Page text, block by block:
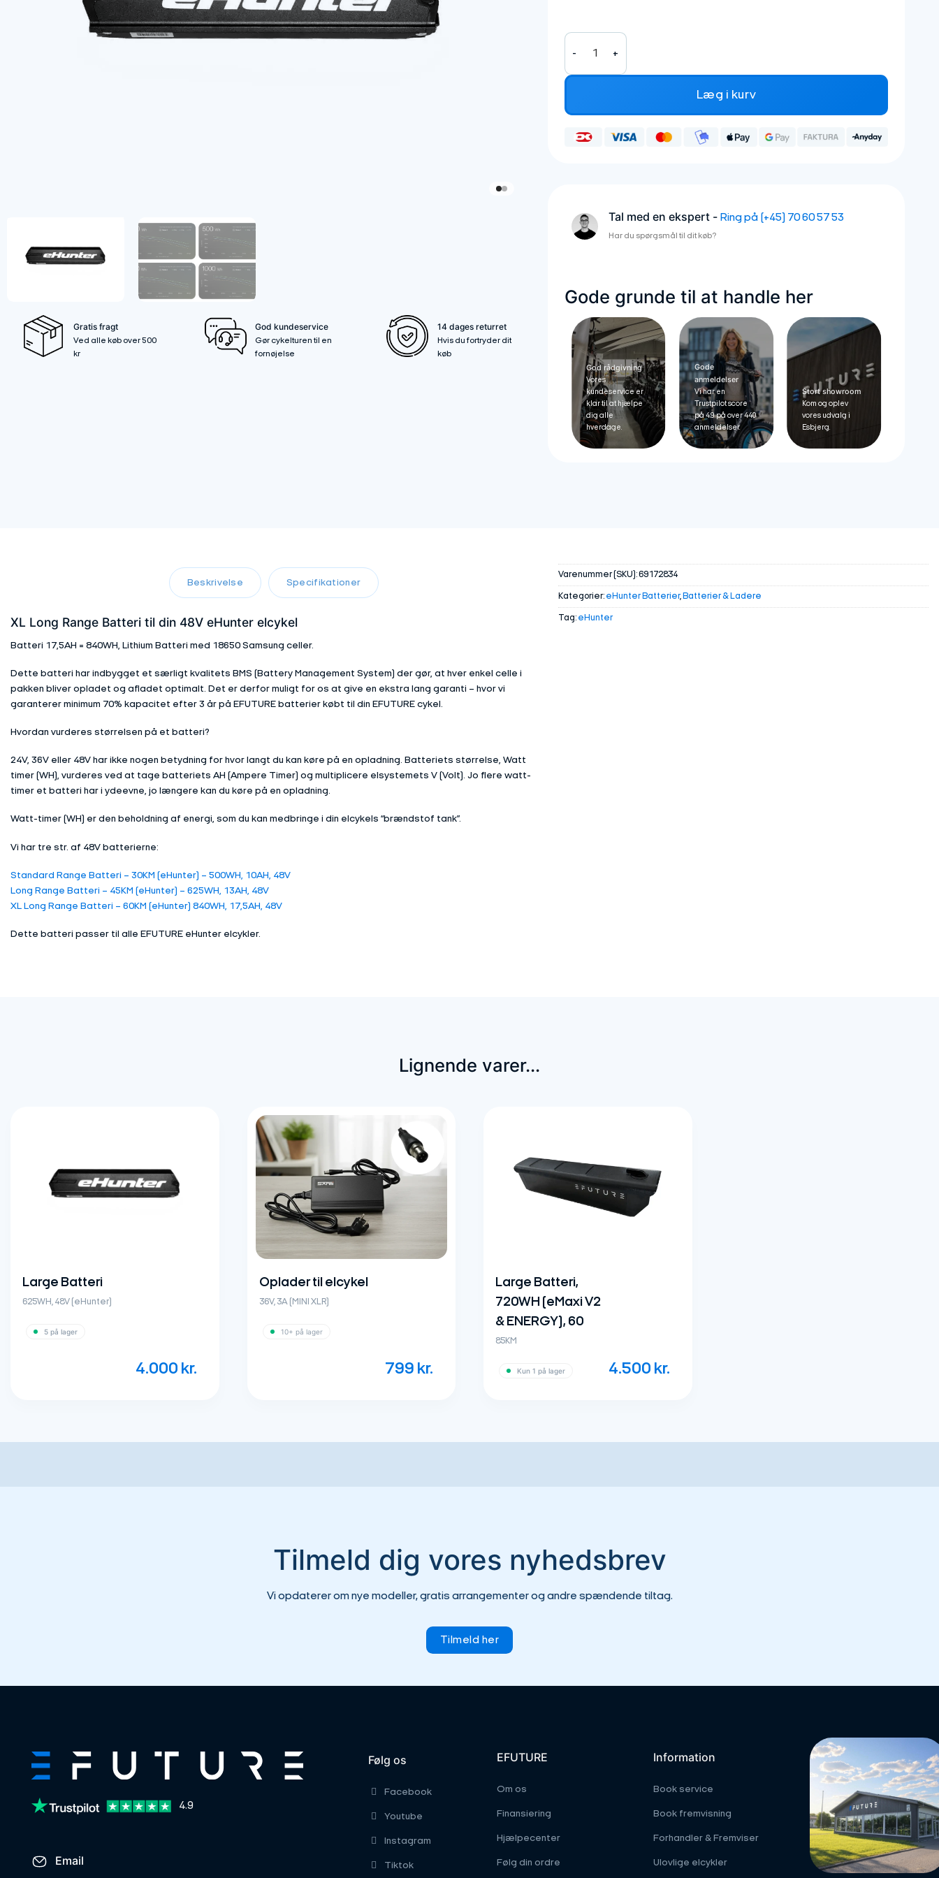
Gratis fragt
Ved alle køb over 500
kr
God kundeservice
Gør cykelturen til en
fornøjelse
14 dages returret
Hvis du fortryder dit
køb
XL Batteri - 840WH, 48V (eHunter) antal
Læg i kurv
Tal med en ekspert -Ring på (+45) 70 60 57 53
Har du spørgsmål til dit køb?
Gode grunde til at handle her
God rådgivning
Vores
kundeservice er
klar til at hjælpe
dig alle
hverdage.
Gode
anmeldelser
Vi har en
Trustpilot score
på 4.9 på over 440
anmeldelser.
Stort showroom
Kom og oplev
vores udvalg i
Esbjerg.
Beskrivelse Specifikationer
XL Long Range Batteri til din 48V eHunter elcykel
Batteri 17,5AH = 840WH, Lithium Batteri med 18650 Samsung celler.
Dette batteri har indbygget et særligt kvalitets BMS (Battery Management System) der gør, at hver enkel celle i
pakken bliver opladet og afladet optimalt. Det er derfor muligt for os at give en ekstra lang garanti – hvor vi
garanterer minimum 70% kapacitet efter 3 år på EFUTURE batterier købt til din EFUTURE cykel.
Hvordan vurderes størrelsen på et batteri?
24V, 36V eller 48V har ikke nogen betydning for hvor langt du kan køre på en opladning. Batteriets størrelse, Watt
timer (WH), vurderes ved at tage batteriets AH (Ampere Timer) og multiplicere elsystemets V (Volt). Jo flere watt-
timer et batteri har i ydeevne, jo længere kan du køre på en opladning.
Watt-timer (WH) er den beholdning af energi, som du kan medbringe i din elcykels “brændstof tank”.
Vi har tre str. af 48V batterierne:
Standard Range Batteri – 30KM (eHunter) – 500WH, 10AH, 48V
Long Range Batteri – 45KM (eHunter) – 625WH, 13AH, 48V
XL Long Range Batteri – 60KM (eHunter) 840WH, 17,5AH, 48V
Dette batteri passer til alle EFUTURE eHunter elcykler.
Varenummer (SKU):69172834
Kategorier: eHunter Batterier, Batterier & Ladere
Tag: eHunter
Lignende varer...
Large Batteri
625WH, 48V (eHunter)
4.000 kr.
5 på lager
Oplader til elcykel
36V, 3A (MINI XLR)
799 kr.
10+ på lager
Large Batteri,
720WH (eMaxi V2
& ENERGY), 60
85KM
4.500 kr.
Kun 1 på lager
Tilmeld dig vores nyhedsbrev
Vi opdaterer om nye modeller, gratis arrangementer og andre spændende tiltag.
Tilmeld her
4.9
Email
Følg os
Facebook
Youtube
Instagram
Tiktok
EFUTURE
Om os
Finansiering
Hjælpecenter
Følg din ordre
Information
Book service
Book fremvisning
Forhandler & Fremviser
Ulovlige elcykler